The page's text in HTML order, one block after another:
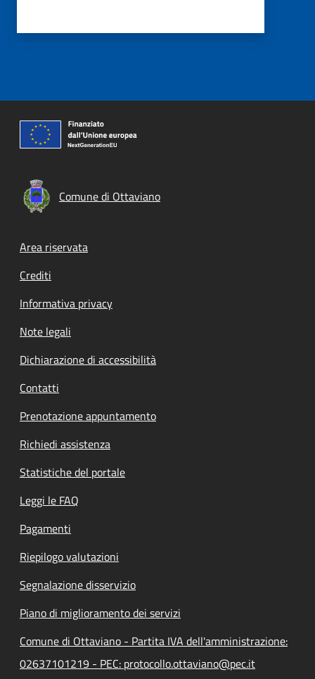
Comune di Ottaviano
Footer menu
Area riservata
Crediti
Informativa privacy
Note legali
Dichiarazione di accessibilità
Contatti
Prenotazione appuntamento
Richiedi assistenza
Statistiche del portale
Leggi le FAQ
Pagamenti
Riepilogo valutazioni
Segnalazione disservizio
Piano di miglioramento dei servizi
Comune di Ottaviano - Partita IVA dell'amministrazione:
02637101219 - PEC: protocollo.ottaviano@pec.it